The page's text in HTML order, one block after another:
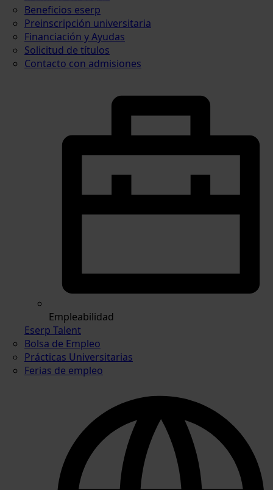
Beneficios eserp
Preinscripción universitaria
Financiación y Ayudas
Solicitud de títulos
Contacto con admisiones
Empleabilidad
Eserp Talent
Bolsa de Empleo
Prácticas Universitarias
Ferias de empleo